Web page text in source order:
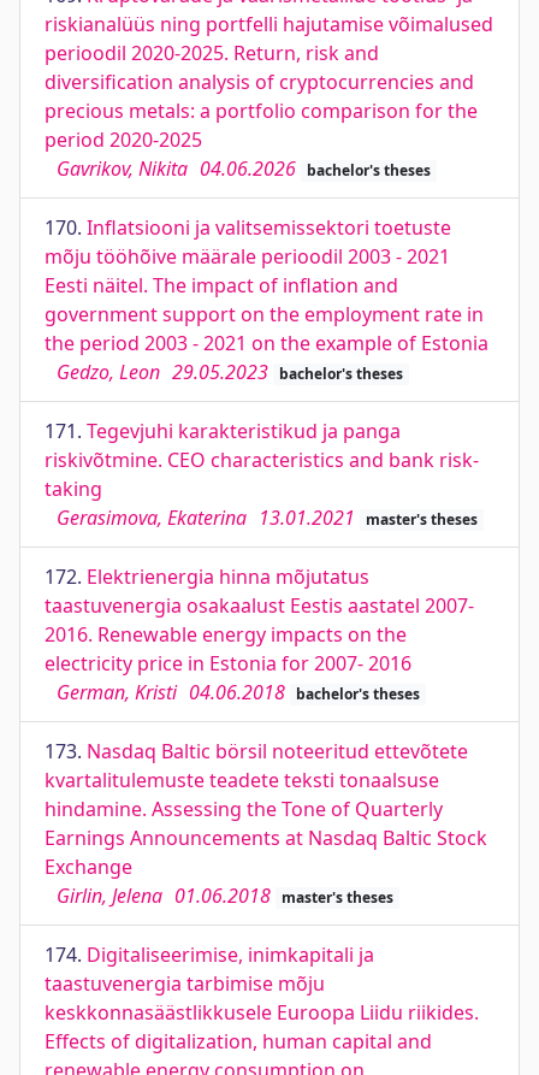
riskianalüüs ning portfelli hajutamise võimalused
perioodil 2020-2025. Return, risk and
diversification analysis of cryptocurrencies and
precious metals: a portfolio comparison for the
period 2020-2025
Gavrikov, Nikita 04.06.2026 bachelor's theses
170. Inflatsiooni ja valitsemissektori toetuste
mõju tööhõive määrale perioodil 2003 - 2021
Eesti näitel. The impact of inflation and
government support on the employment rate in
the period 2003 - 2021 on the example of Estonia
Gedzo, Leon 29.05.2023 bachelor's theses
171. Tegevjuhi karakteristikud ja panga
riskivõtmine. CEO characteristics and bank risk-
taking
Gerasimova, Ekaterina 13.01.2021 master's theses
172. Elektrienergia hinna mõjutatus
taastuvenergia osakaalust Eestis aastatel 2007-
2016. Renewable energy impacts on the
electricity price in Estonia for 2007- 2016
German, Kristi 04.06.2018 bachelor's theses
173. Nasdaq Baltic börsil noteeritud ettevõtete
kvartalitulemuste teadete teksti tonaalsuse
hindamine. Assessing the Tone of Quarterly
Earnings Announcements at Nasdaq Baltic Stock
Exchange
Girlin, Jelena 01.06.2018 master's theses
174. Digitaliseerimise, inimkapitali ja
taastuvenergia tarbimise mõju
keskkonnasäästlikkusele Euroopa Liidu riikides.
Effects of digitalization, human capital and